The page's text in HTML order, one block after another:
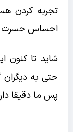
تجربه کردن
احساس حسرت و
شاید تا کنون
حتی به دیگران
پس ما دقیقا